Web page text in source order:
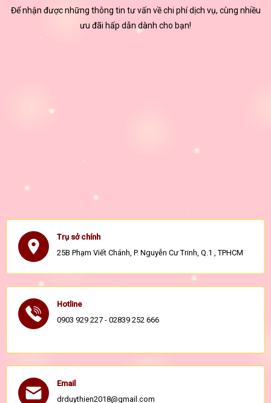
Để nhận được những thông tin tư vấn về chi phí dịch vụ, cùng nhiều
ưu đãi hấp dẫn dành cho bạn!
Trụ sở chính
25B Phạm Viết Chánh, P. Nguyễn Cư Trinh, Q.1 , TPHCM
Hotline
0903 929 227 - 02839 252 666
Email
drduythien2018@gmail.com